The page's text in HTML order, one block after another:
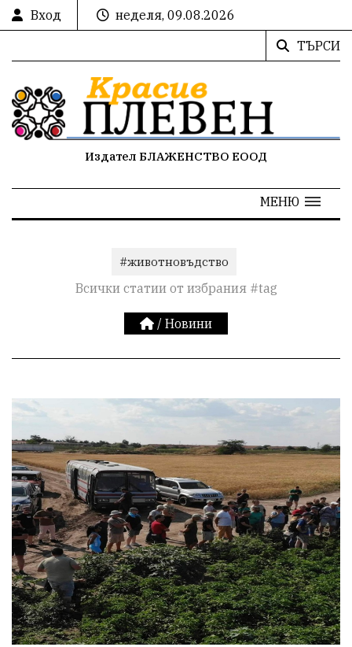
Вход
неделя, 09.08.2026
ТЪРСИ
Издател БЛАЖЕНСТВО ЕООД
МЕНЮ
#животновъдство
Всички статии от избрания #tag
/ Новини